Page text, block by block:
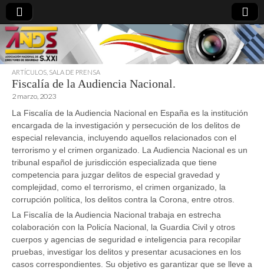
directoresdeseguridad.es
ARTÍCULOS SALA DE PRENSA
Fiscalía de la Audiencia Nacional.
2 marzo, 2023
La Fiscalía de la Audiencia Nacional en España es la institución
encargada de la investigación y persecución de los delitos de
especial relevancia, incluyendo aquellos relacionados con el
terrorismo y el crimen organizado. La Audiencia Nacional es un
tribunal español de jurisdicción especializada que tiene
competencia para juzgar delitos de especial gravedad y
complejidad, como el terrorismo, el crimen organizado, la
corrupción política, los delitos contra la Corona, entre otros.
La Fiscalía de la Audiencia Nacional trabaja en estrecha
colaboración con la Policía Nacional, la Guardia Civil y otros
cuerpos y agencias de seguridad e inteligencia para recopilar
pruebas, investigar los delitos y presentar acusaciones en los
casos correspondientes. Su objetivo es garantizar que se lleve a